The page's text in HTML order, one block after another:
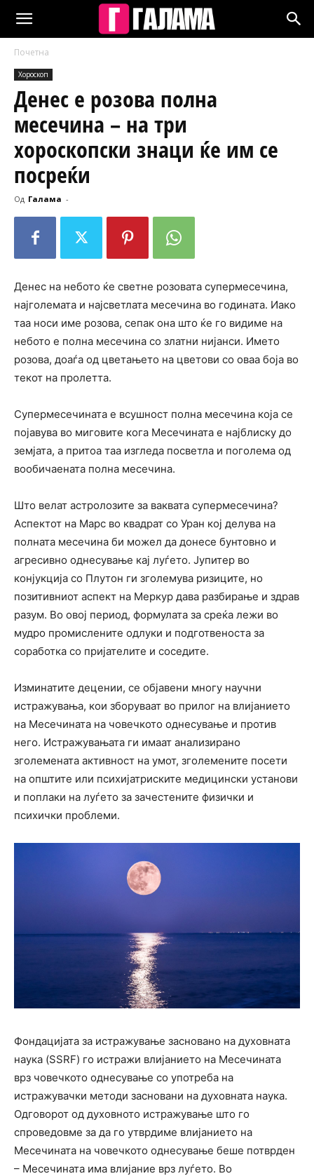
Почетна
Хороскоп
Денес е розова полна
месечина – на три
хороскопски знаци ќе им се
посреќи
Од Галама -
Денес на небото ќе светне розовата супермесечина,
најголемата и најсветлата месечина во годината. Иако
таа носи име розова, сепак она што ќе го видиме на
небото е полна месечина со златни нијанси. Името
розова, доаѓа од цветањето на цветови со оваа боја во
текот на пролетта.
Супермесечината е всушност полна месечина која се
појавува во миговите кога Месечината е најблиску до
земјата, а притоа таа изгледа посветла и поголема од
вообичаената полна месечина.
Што велат астролозите за ваквата супермесечина?
Аспектот на Марс во квадрат со Уран кој делува на
полната месечина би можел да донесе бунтовно и
агресивно однесување кај луѓето. Јупитер во
конјукција со Плутон ги зголемува ризиците, но
позитивниот аспект на Меркур дава разбирање и здрав
разум. Во овој период, формулата за среќа лежи во
мудро промислените одлуки и подготвеноста за
соработка со пријателите и соседите.
Изминатите децении, се објавени многу научни
истражувања, кои зборуваат во прилог на влијанието
на Месечината на човечкото однесување и против
него. Истражувањата ги имаат анализирано
зголемената активност на умот, зголемените посети
на општите или психијатриските медицински установи
и поплаки на луѓето за зачестените физички и
психички проблеми.
Фондацијата за истражување засновано на духовната
наука (SSRF) го истражи влијанието на Месечината
врз човечкото однесување со употреба на
истражувачки методи засновани на духовната наука.
Одговорот од духовното истражување што го
спроведовме за да го утврдиме влијанието на
Месечината на човечкото однесување беше потврден
– Месечината има влијание врз луѓето. Во